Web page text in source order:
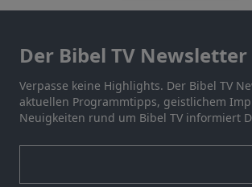
Der Bibel TV Newsletter
Verpasse keine Highlights. Der Bibel TV
aktuellen Programmtipps, geistlichem
Neuigkeiten rund um Bibel TV informiert